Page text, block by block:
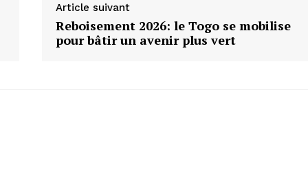
Article suivant
Reboisement 2026: le Togo se mobilise
pour bâtir un avenir plus vert